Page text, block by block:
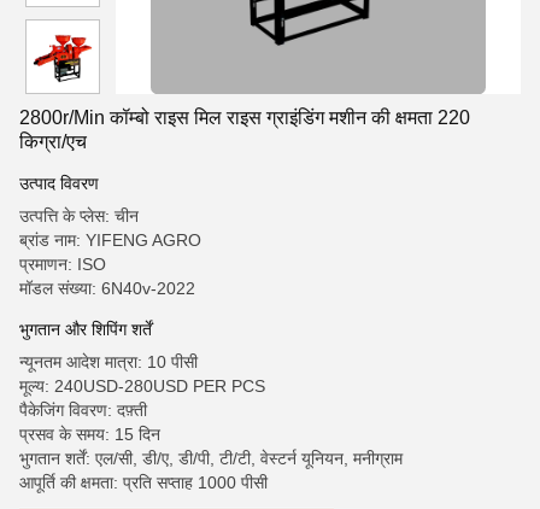
2800r/Min कॉम्बो राइस मिल राइस ग्राइंडिंग मशीन की क्षमता 220
किग्रा/एच
उत्पाद विवरण
उत्पत्ति के प्लेस: चीन
ब्रांड नाम: YIFENG AGRO
प्रमाणन: ISO
मॉडल संख्या: 6N40v-2022
भुगतान और शिपिंग शर्तें
न्यूनतम आदेश मात्रा: 10 पीसी
मूल्य: 240USD-280USD PER PCS
पैकेजिंग विवरण: दफ़्ती
प्रसव के समय: 15 दिन
भुगतान शर्तें: एल/सी, डी/ए, डी/पी, टी/टी, वेस्टर्न यूनियन, मनीग्राम
आपूर्ति की क्षमता: प्रति सप्ताह 1000 पीसी